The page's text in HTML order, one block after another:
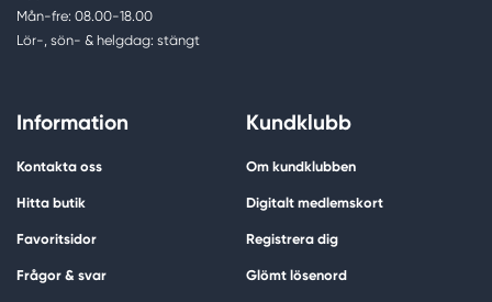
Mån-fre: 08.00-18.00
Lör-, sön- & helgdag: stängt
Information
Kontakta oss
Hitta butik
Favoritsidor
Frågor & svar
Kundklubb
Om kundklubben
Digitalt medlemskort
Registrera dig
Glömt lösenord